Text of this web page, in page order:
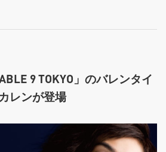
9 TOKYO」のバレンタイ
レンが登場